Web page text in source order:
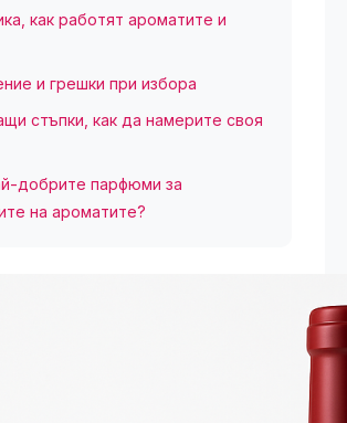
как работят ароматите и
и грешки при избора
стъпки, как да намерите своя
добрите парфюми за
на ароматите?